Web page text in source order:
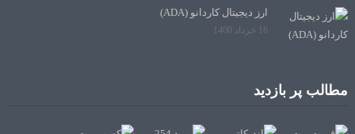
ارز دیجیتال کاردانو (ADA)
16 خرداد 1400
مطالب پر بازدید